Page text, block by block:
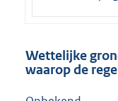
Wettelijke
waarop de